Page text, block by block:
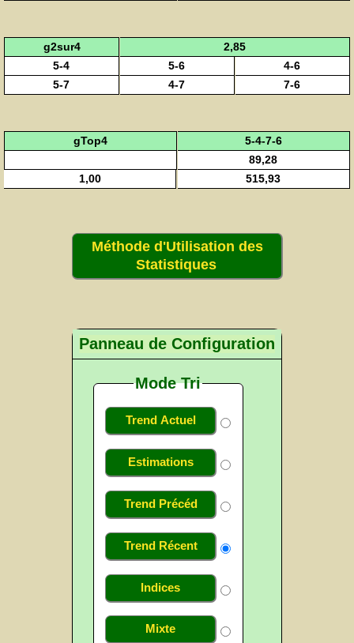
g2sur4
2,85
5-4
5-6
4-6
5-7
4-7 7-6
gTop4
5-4-7-6
89,28
1,00
515,93
Méthode d'Utilisation des
Statistiques
Panneau de Configuration
Mode Tri
Trend Actuel
Estimations
Trend Précéd
Trend Récent
Indices
Mixte